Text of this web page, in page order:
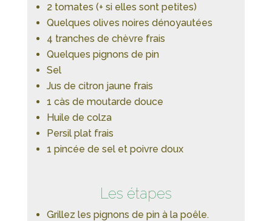
2 tomates (+ si elles sont petites)
Quelques olives noires dénoyautées
4 tranches de chèvre frais
Quelques pignons de pin
Sel
Jus de citron jaune frais
1 càs de moutarde douce
Huile de colza
Persil plat frais
1 pincée de sel et poivre doux
Les étapes
Grillez les pignons de pin à la poêle.